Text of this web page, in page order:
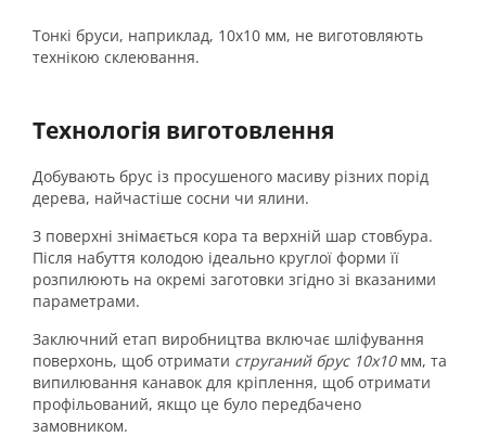
Тонкі бруси, наприклад, 10х10 мм, не виготовляють
технікою склеювання.
Технологія виготовлення
Добувають брус із просушеного масиву різних порід
дерева, найчастіше сосни чи ялини.
З поверхні знімається кора та верхній шар стовбура.
Після набуття колодою ідеально круглої форми її
розпилюють на окремі заготовки згідно зі вказаними
параметрами.
Заключний етап виробництва включає шліфування
поверхонь, щоб отримати струганий брус 10х10мм, та
випилювання канавок для кріплення, щоб отримати
профільований, якщо це було передбачено
замовником.